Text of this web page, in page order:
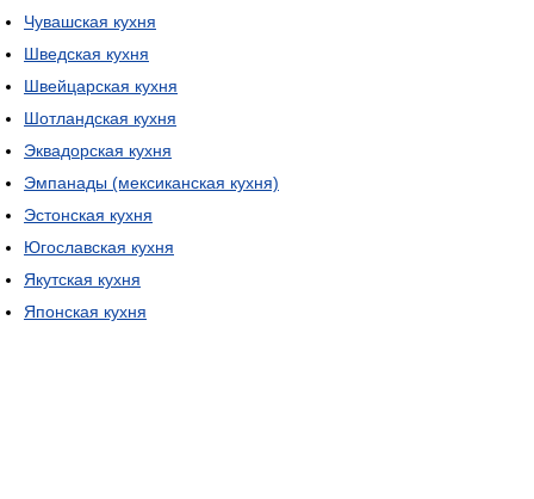
Чувашская кухня
Шведская кухня
Швейцарская кухня
Шотландская кухня
Эквадорская кухня
Эмпанады (мексиканская кухня)
Эстонская кухня
Югославская кухня
Якутская кухня
Японская кухня